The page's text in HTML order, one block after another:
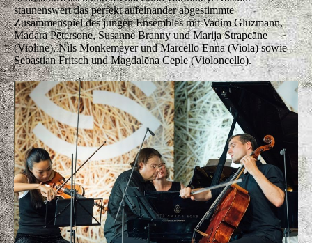
staunenswert das perfekt aufeinander abgestimmte
Zusammenspiel des jungen Ensembles mit Vadim Gluzmann,
Madara Pētersone, Susanne Branny und Marija Strapcāne
(Violine), Nils Mönkemeyer und Marcello Enna (Viola) sowie
Sebastian Fritsch und Magdalēna Ceple (Violoncello).